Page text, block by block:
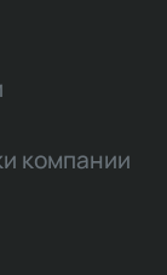
компании